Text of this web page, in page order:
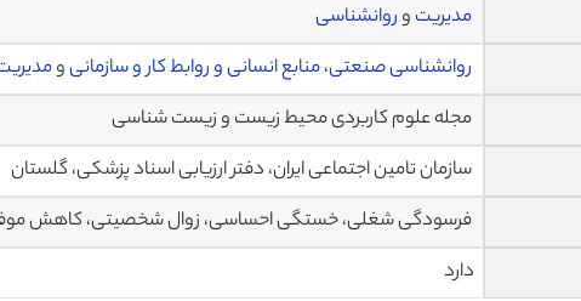
مدیریت وروانشناسی
روانشناسی صنعتی،منابع انسانی و روابط کار و سازمانیو
مجله علوم کاربردی محیط زیست و زیست شناسی
سازمان تامین اجتماعی ایران، دفتر ارزیابی اسناد پزشکی، گلستان
فرسودگی شغلی، خستگی احساسی، زوال شخصیتی، کاهش
دارد